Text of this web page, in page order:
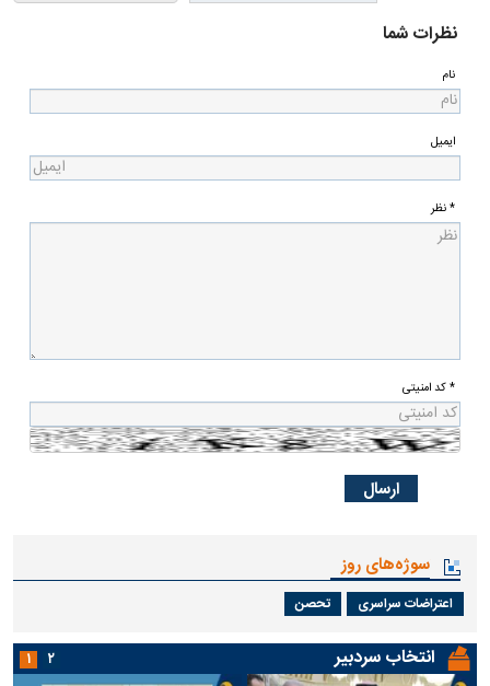
نظرات شما
نام
ایمیل
* نظر
* کد امنیتی
سوژه‌های روز
اعتراضات سراسری تحصن
انتخاب سردبیر ۱ ۲